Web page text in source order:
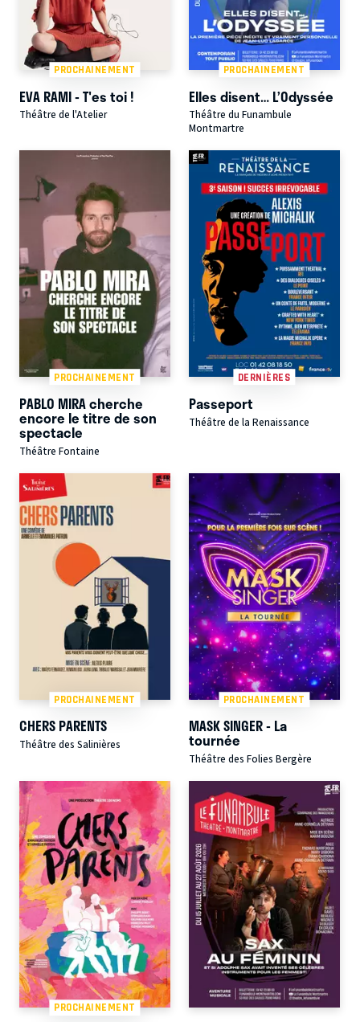
PROCHAINEMENT
EVA RAMI - T'es toi !
Théâtre de l'Atelier
PROCHAINEMENT
Elles disent… L’Odyssée
Théâtre du Funambule
Montmartre
PROCHAINEMENT
PABLO MIRA cherche
encore le titre de son
spectacle
Théâtre Fontaine
DERNIÈRES
Passeport
Théâtre de la Renaissance
PROCHAINEMENT
CHERS PARENTS
Théâtre des Salinières
PROCHAINEMENT
MASK SINGER - La
tournée
Théâtre des Folies Bergère
PROCHAINEMENT